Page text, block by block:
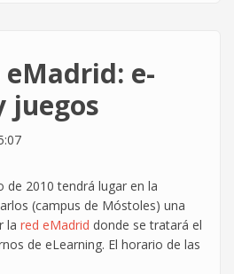
e­Madrid: e­
juegos
de 2010 tendrá lugar en la
(campus de Móstoles) una
la red eMadrid donde se tratará el
de e­Learning. El horario de las